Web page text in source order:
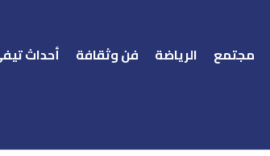
مجتمع الرياضة فن وثقافة أحداث